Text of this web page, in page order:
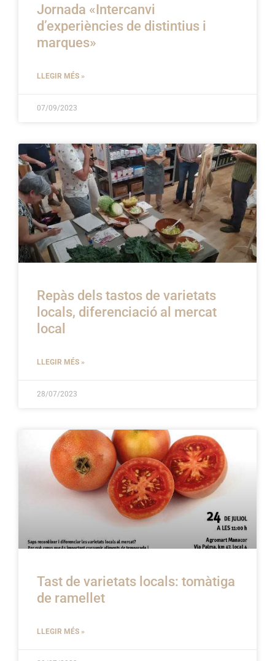
Jornada «Intercanvi
d’experiències de distintius i
marques»
LLEGIR MÉS »
07/09/2023
Repàs dels tastos de varietats
locals, diferenciació al mercat
local
LLEGIR MÉS »
28/07/2023
Tast de varietats locals: tomàtiga
de ramellet
LLEGIR MÉS »